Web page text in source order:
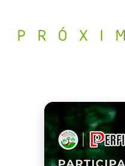
P R Ó X I